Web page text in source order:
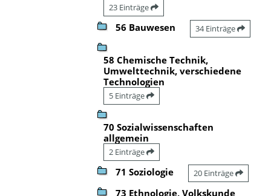
23 Einträge
56 Bauwesen 34 Einträge
58 Chemische Technik,
Umwelttechnik, verschiedene
Technologien
5 Einträge
70 Sozialwissenschaften
allgemein
2 Einträge
71 Soziologie 20 Einträge
73 Ethnologie, Volkskunde